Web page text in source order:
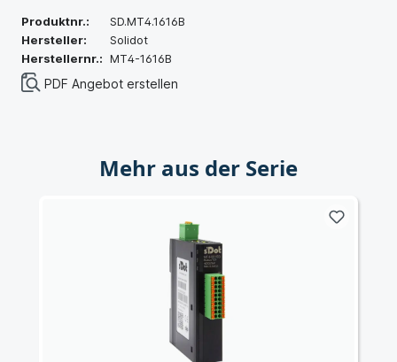
Produktnr.:
SD.MT4.1616B
Hersteller:
Solidot
Herstellernr.: MT4-1616B
PDF Angebot erstellen
Mehr aus der Serie